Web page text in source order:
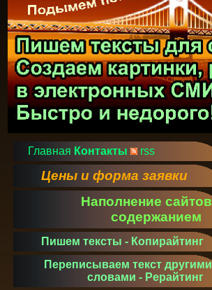
Главная Контакты rss
Цены и форма заявки
Наполнение сайтов
содержанием
Пишем тексты - Копирайтинг
Переписываем текст другими
словами - Рерайтинг